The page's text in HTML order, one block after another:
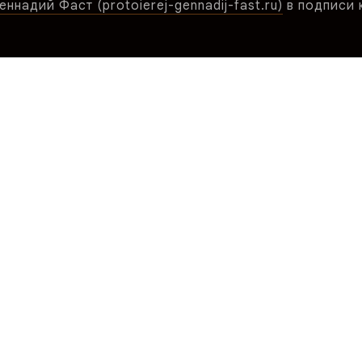
Фаст (protoierej-gennadij-fast.ru) в подписи